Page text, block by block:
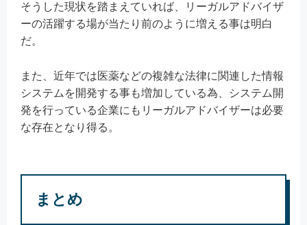
そうした現状を踏まえていれば、リーガルアドバイザ
ーの活躍する場が当たり前のように増える事は明白
だ。
また、近年では医薬などの複雑な法律に関連した情報
システムを開発する事も増加している為、システム開
発を行っている企業にもリーガルアドバイザーは必要
な存在となり得る。
まとめ